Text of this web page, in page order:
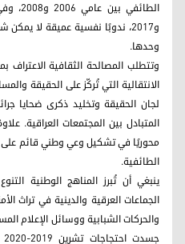
و2017، ندوبًا نفسية عميقة لا
وحدها.
وتتطلب المصالحة الثقافية الاعتراف
الانتقالية التي تُركّز على الحقيقة
لجان الحقيقة وتخليد ذكرى ضحايا
المتبادل بين المجتمعات العراقية.
محوريًا في تشكيل وعي وطني قائم على
الطائفية.
ينبغي أن تُبرز المناهج الوطنية
الجماعات العرقية والدينية في تراث
والحركات الشبابية ووسائل الإعلام